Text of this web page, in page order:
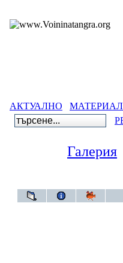
АКТУАЛНО
Галерия